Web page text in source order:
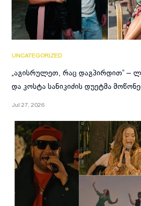
UNCATEGORIZED
„აგისრულეთ, რაც დაგპირდით“ –
და კოსტა სანიკიძის დუეტმა
Jul 27, 2026